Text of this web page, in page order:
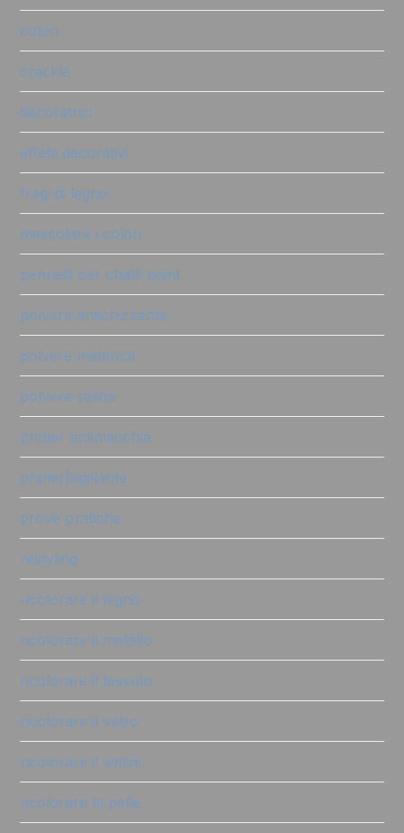
colori
crackle
decoratrici
effetti decorativi
fregi di legno
mescolare i colori
pennelli per chalk paint
polvere antichizzante
polvere materica
polvere salina
primer antimacchia
primer|sigillante
prove pratiche
restyling
ricolorare il legno
ricolorare il metallo
ricolorare il tessuto
ricolorare il vetro
ricolorare il vimini
ricolorare la pelle